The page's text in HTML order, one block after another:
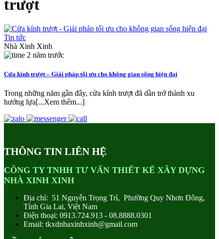
trượt
Tin tức
Nhà Xinh Xinh
2 năm trước
Cửa kính trượt – Giải pháp tối ưu cho không gian sống hiện đại
Trong những năm gần đây, cửa kính trượt đã dần trở thành xu
hướng lựa[...Xem thêm...]
THÔNG TIN LIÊN HỆ
CÔNG TY TNHH TƯ VẤN THIẾT KẾ XÂY DỰNG
NHÀ XINH XINH
Địa chỉ: 51 Nguyễn Trọng Trì, Phường Quy Nhơn Đông,
Tỉnh Gia Lai, Việt Nam
Điện thoại: 0913.724.913 - 08.8888.0301
Email: tkxdnhaxinhxinh@gmail.com